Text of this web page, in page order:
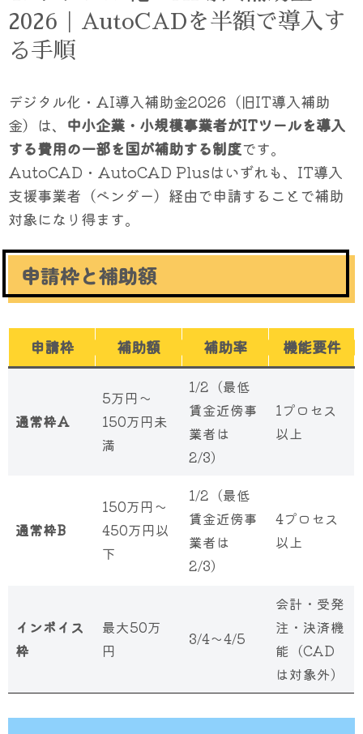
2026｜AutoCADを半額で導入す
る手順
デジタル化・AI導入補助金2026（旧IT導入補助
金）は、 中小企業・小規模事業者がITツールを導入
する費用の一部を国が補助する制度です。
AutoCAD・AutoCAD Plusはいずれも、IT導入
支援事業者（ベンダー）経由で申請することで補助
対象になり得ます。
申請枠と補助額
申請枠 補助額 補助率 機能要件
通常枠A
5万円〜
150万円未
満
1/2（最低
賃金近傍事
業者は
2/3）
1プロセス
以上
通常枠B
150万円〜
450万円以
下
1/2（最低
賃金近傍事
業者は
2/3）
4プロセス
以上
インボイス
枠
最大50万
円
3/4〜4/5
会計・受発
注・決済機
能（CAD
は対象外）